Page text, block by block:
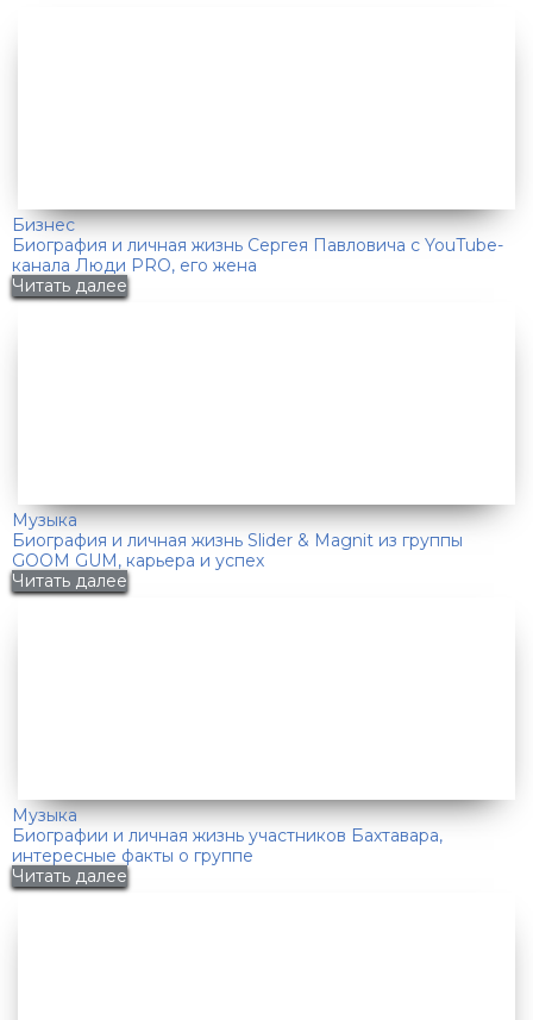
Бизнес
Биография и личная жизнь Сергея Павловича с YouTube-
канала Люди PRO, его жена
Читать далее
Музыка
Биография и личная жизнь Slider & Magnit из группы
GOOM GUM, карьера и успех
Читать далее
Музыка
Биографии и личная жизнь участников Бахтавара,
интересные факты о группе
Читать далее